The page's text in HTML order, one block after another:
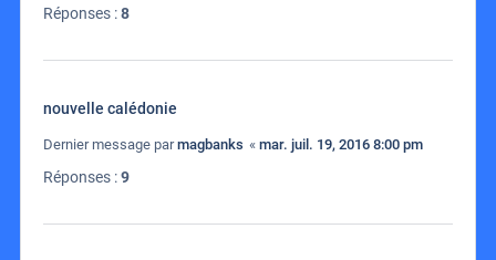
Réponses :8
nouvelle calédonie
Dernier message parmagbanks « mar. juil. 19, 2016 8:00 pm
Réponses :9